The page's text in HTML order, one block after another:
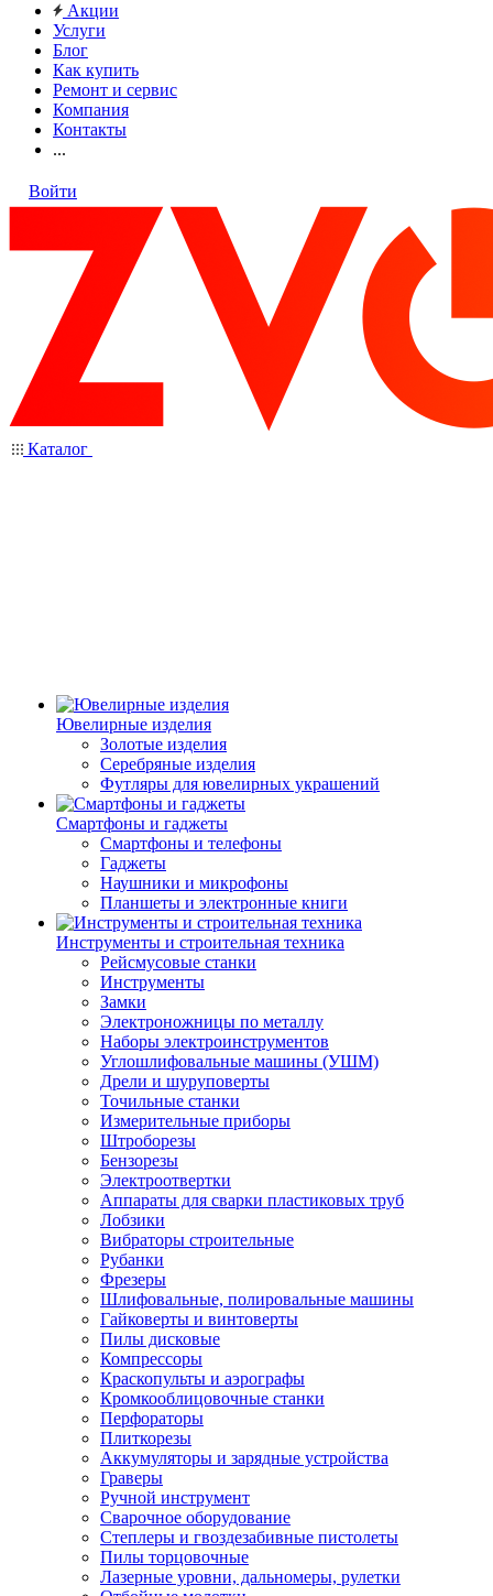
Акции
Услуги
Блог
Как купить
Ремонт и сервис
Компания
Контакты
...
Войти
Каталог
Ювелирные изделия
Золотые изделия
Серебряные изделия
Футляры для ювелирных украшений
Смартфоны и гаджеты
Смартфоны и телефоны
Гаджеты
Наушники и микрофоны
Планшеты и электронные книги
Инструменты и строительная техника
Рейсмусовые станки
Инструменты
Замки
Электроножницы по металлу
Наборы электроинструментов
Углошлифовальные машины (УШМ)
Дрели и шуруповерты
Точильные станки
Измерительные приборы
Штроборезы
Бензорезы
Электроотвертки
Аппараты для сварки пластиковых труб
Лобзики
Вибраторы строительные
Рубанки
Фрезеры
Шлифовальные, полировальные машины
Гайковерты и винтоверты
Пилы дисковые
Компрессоры
Краскопульты и аэрографы
Кромкооблицовочные станки
Перфораторы
Плиткорезы
Аккумуляторы и зарядные устройства
Граверы
Ручной инструмент
Сварочное оборудование
Степлеры и гвоздезабивные пистолеты
Пилы торцовочные
Лазерные уровни, дальномеры, рулетки